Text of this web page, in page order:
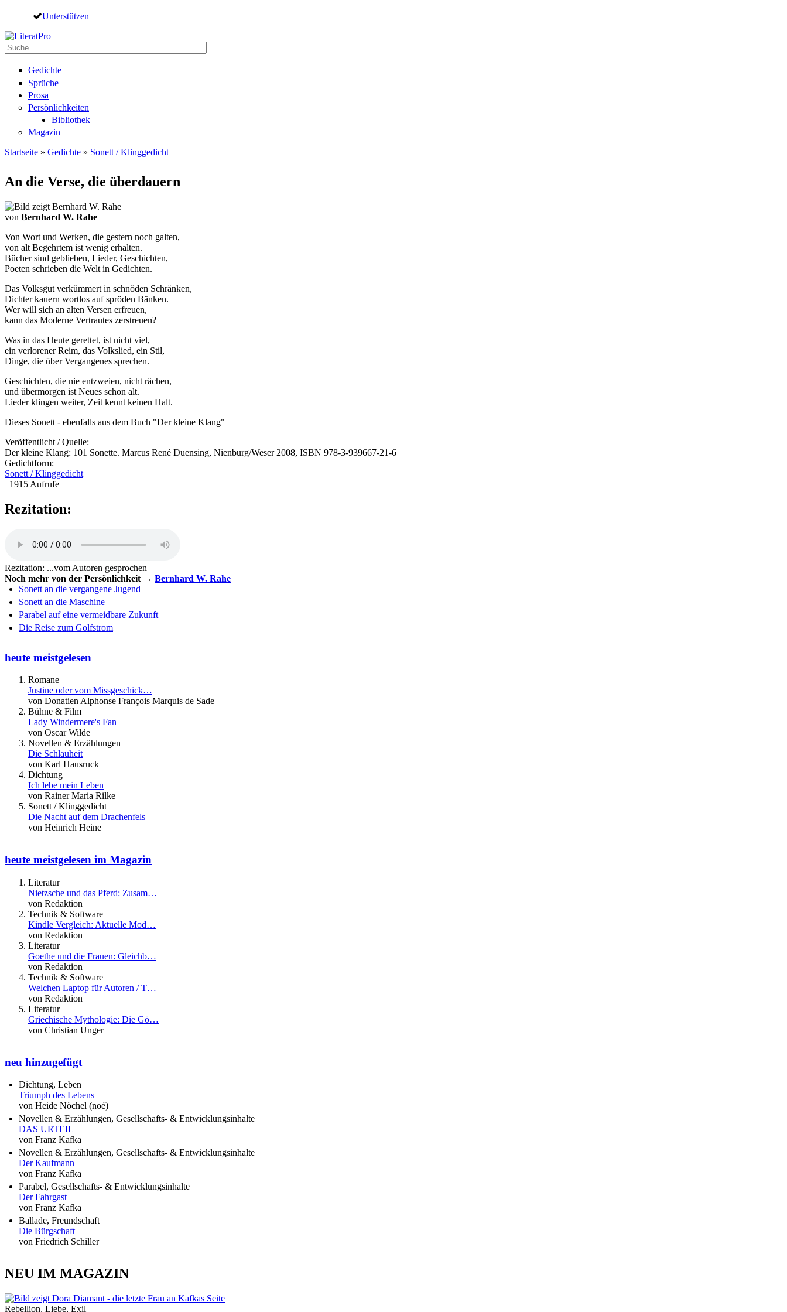
Direkt zum Inhalt
Unterstützen
Suche
Gedichte
Sprüche
Prosa
Persönlichkeiten
Bibliothek
Magazin
Startseite » Gedichte » Sonett / Klinggedicht
An die Verse, die überdauern
von Bernhard W. Rahe
Von Wort und Werken, die gestern noch galten,
von alt Begehrtem ist wenig erhalten.
Bücher sind geblieben, Lieder, Geschichten,
Poeten schrieben die Welt in Gedichten.
Das Volksgut verkümmert in schnöden Schränken,
Dichter kauern wortlos auf spröden Bänken.
Wer will sich an alten Versen erfreuen,
kann das Moderne Vertrautes zerstreuen?
Was in das Heute gerettet, ist nicht viel,
ein verlorener Reim, das Volkslied, ein Stil,
Dinge, die über Vergangenes sprechen.
Geschichten, die nie entzweien, nicht rächen,
und übermorgen ist Neues schon alt.
Lieder klingen weiter, Zeit kennt keinen Halt.
Dieses Sonett - ebenfalls aus dem Buch "Der kleine Klang"
Veröffentlicht / Quelle:
Der kleine Klang: 101 Sonette. Marcus René Duensing, Nienburg/Weser 2008, ISBN 978-3-939667-21-6
Gedichtform:
Sonett / Klinggedicht
1915 Aufrufe
Rezitation:
Rezitation: ...vom Autoren gesprochen
Noch mehr von der Persönlichkeit → Bernhard W. Rahe
Sonett an die vergangene Jugend
Sonett an die Maschine
Parabel auf eine vermeidbare Zukunft
Die Reise zum Golfstrom
heute meistgelesen
Romane
Justine oder vom Missgeschick…
von Donatien Alphonse François Marquis de Sade
Bühne & Film
Lady Windermere's Fan
von Oscar Wilde
Novellen & Erzählungen
Die Schlauheit
von Karl Hausruck
Dichtung
Ich lebe mein Leben
von Rainer Maria Rilke
Sonett / Klinggedicht
Die Nacht auf dem Drachenfels
von Heinrich Heine
heute meistgelesen im Magazin
Literatur
Nietzsche und das Pferd: Zusam…
von Redaktion
Technik & Software
Kindle Vergleich: Aktuelle Mod…
von Redaktion
Literatur
Goethe und die Frauen: Gleichb…
von Redaktion
Technik & Software
Welchen Laptop für Autoren / T…
von Redaktion
Literatur
Griechische Mythologie: Die Gö…
von Christian Unger
neu hinzugefügt
Dichtung, Leben
Triumph des Lebens
von Heide Nöchel (noé)
Novellen & Erzählungen, Gesellschafts- & Entwicklungsinhalte
DAS URTEIL
von Franz Kafka
Novellen & Erzählungen, Gesellschafts- & Entwicklungsinhalte
Der Kaufmann
von Franz Kafka
Parabel, Gesellschafts- & Entwicklungsinhalte
Der Fahrgast
von Franz Kafka
Ballade, Freundschaft
Die Bürgschaft
von Friedrich Schiller
NEU IM MAGAZIN
Rebellion, Liebe, Exil